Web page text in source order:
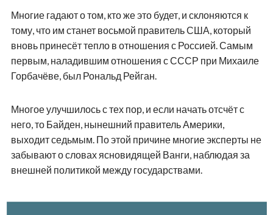
Многие гадают о том, кто же это будет, и склоняются к
тому, что им станет восьмой правитель США, который
вновь принесёт тепло в отношения с Россией. Самым
первым, наладившим отношения с СССР при Михаиле
Горбачёве, был Рональд Рейган.
Многое улучшилось с тех пор, и если начать отсчёт с
него, то Байден, нынешний правитель Америки,
выходит седьмым. По этой причине многие эксперты не
забывают о словах ясновидящей Ванги, наблюдая за
внешней политикой между государствами.